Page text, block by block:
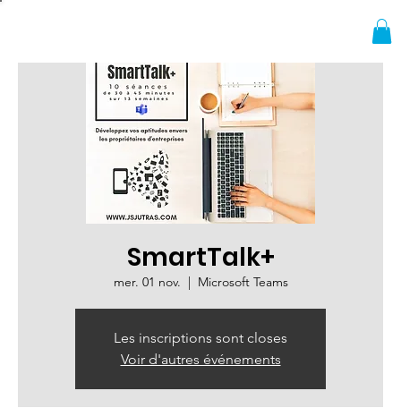
SmartTalk+
mer. 01 nov.
  |
Microsoft Teams
Les inscriptions sont closes
Voir d'autres événements